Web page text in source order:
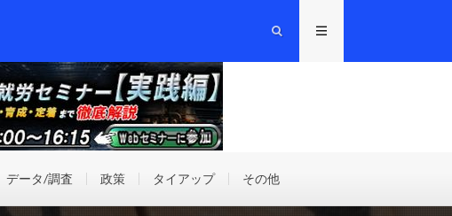
データ/調査 政策 タイアップ その他